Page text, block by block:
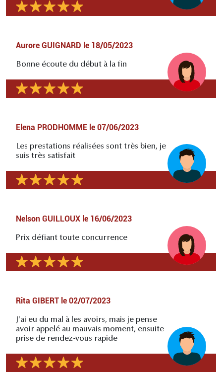
Aurore GUIGNARD le 18/05/2023
Bonne écoute du début à la fin
Elena PRODHOMME le 07/06/2023
Les prestations réalisées sont très bien, je
suis très satisfait
Nelson GUILLOUX le 16/06/2023
Prix défiant toute concurrence
Rita GIBERT le 02/07/2023
J'ai eu du mal à les avoirs, mais je pense
avoir appelé au mauvais moment, ensuite
prise de rendez-vous rapide